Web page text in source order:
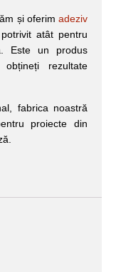
și oferim adeziv
atât pentru
Este un produs
rezultate
fabrica noastră
proiecte din